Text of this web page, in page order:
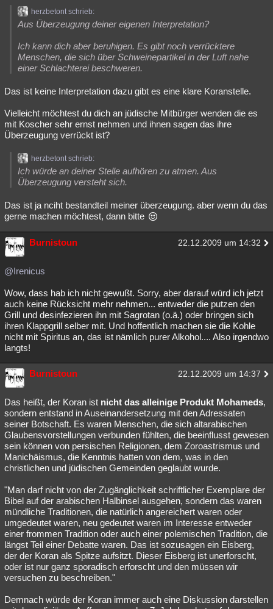
herzbetont schrieb:
Aus Überzeugung deiner eigenen Interpretation?
Ich kann dich aber beruhigen. Es gibt noch verrücktere
Menschen, die sich über Schweinepartikel in der Luft nahe
einer Schlachterei beschweren.
Das ist keine Interpretation dazu gibt es eine klare Koranstelle.
Vielleicht möchtest du dich an jüdische Mitbürger wenden die es
mit Koscher sehr ernst nehmen und ihnen sagen das ihre
Überzeugung verrückt ist?
herzbetont schrieb:
Ich würde an deiner Stelle aufhören zu atmen. Aus
Überzeugung versteht sich.
Das ist ja nciht bestandteil meiner überzeugung. aber wenn du das
gerne machen möchtest, dann bitte
Burnistoun 22.12.2009 um 14:32
@Irenicus
Wow, dass hab ich nicht gewußt. Sorry, aber darauf würd ich jetzt
auch keine Rücksicht mehr nehmen... entweder die putzen den
Grill und desinfezieren ihn mit Sagrotan (o.ä.) oder bringen sich
ihren Klappgrill selber mit. Und hoffentlich machen sie die Kohle
nicht mit Spiritus an, das ist nämlich purer Alkohol.... Also irgendwo
langts!
Burnistoun 22.12.2009 um 14:37
Das heißt, der Koran ist nicht das alleinige Produkt Mohameds,
sondern entstand in Auseinandersetzung mit den Adressaten
seiner Botschaft. Es waren Menschen, die sich altarabischen
Glaubensvorstellungen verbunden fühlten, die beeinflusst gewesen
sein können von persischen Religionen, dem Zoroastrismus und
Manichäismus, die Kenntnis hatten von dem, was in den
christlichen und jüdischen Gemeinden geglaubt wurde.
"Man darf nicht von der Zugänglichkeit schriftlicher Exemplare der
Bibel auf der arabischen Halbinsel ausgehen, sondern das waren
mündliche Traditionen, die natürlich angereichert waren oder
umgedeutet waren, neu gedeutet waren im Interesse entweder
einer frommen Tradition oder auch einer polemischen Tradition, die
längst Teil einer Debatte waren. Das ist sozusagen ein Eisberg,
der der Koran als Spitze aufsitzt. Dieser Eisberg ist unerforscht,
oder ist nur ganz sporadisch erforscht und den müssen wir
versuchen zu beschreiben."
Demnach würde der Koran immer auch eine Diskussion darstellen